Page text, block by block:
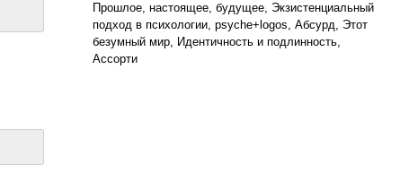
Прошлое, настоящее, будущее, Экзистенциальный
подход в психологии, psyche+logos, Абсурд, Этот
безумный мир, Идентичность и подлинность,
Ассорти